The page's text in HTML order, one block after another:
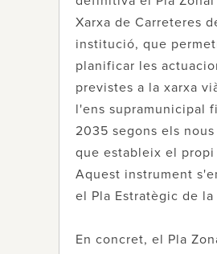
Xarxa de Carreteres
institució, que
planificar les
previstes a la xarxa
l'ens supramunicipal
2035 segons els
que estableix el propi
Aquest instrument
el Pla Estratègic de
En concret, el Pla